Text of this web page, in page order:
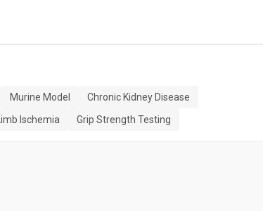
Murine Model
Chronic Kidney Disease
Limb Ischemia Grip Strength Testing